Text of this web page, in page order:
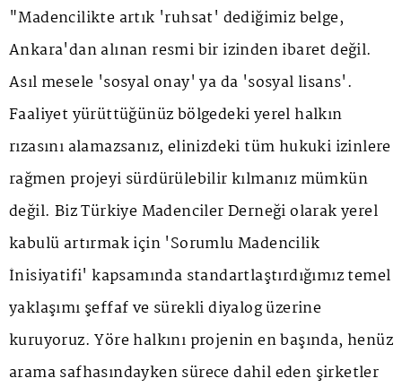
"Madencilikte artık 'ruhsat' dediğimiz belge,
Ankara'dan alınan resmi bir izinden ibaret değil.
Asıl mesele 'sosyal onay' ya da 'sosyal lisans'.
Faaliyet yürüttüğünüz bölgedeki yerel halkın
rızasını alamazsanız, elinizdeki tüm hukuki izinlere
rağmen projeyi sürdürülebilir kılmanız mümkün
değil. Biz Türkiye Madenciler Derneği olarak yerel
kabulü artırmak için 'Sorumlu Madencilik
İnisiyatifi' kapsamında standartlaştırdığımız temel
yaklaşımı şeffaf ve sürekli diyalog üzerine
kuruyoruz. Yöre halkını projenin en başında, henüz
arama safhasındayken sürece dahil eden şirketler